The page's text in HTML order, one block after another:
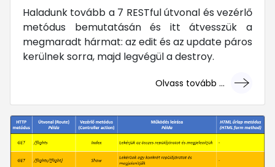
Haladunk tovább a 7 RESTful útvonal és vezérlő
metódus bemutatásán és itt átvesszük a
megmaradt hármat: az edit és az update páros
kerülnek sorra, majd legvégül a destroy.
Olvass tovább ...
... mert megéri!